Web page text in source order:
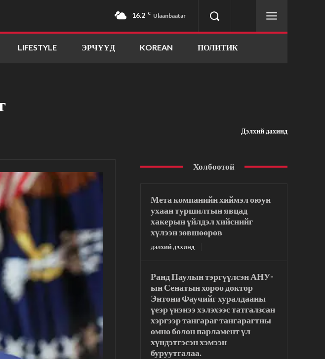
16.2 C Ulaanbaatar
LIFESTYLE ЭРЧҮҮД KOREAN ПОЛИТИК
Дэлхий дахинд
Холбоотой
Мета компанийн хиймэл оюун
ухаан туршилтын явцад
хакерын үйлдэл хийснийг
хүлээн зөвшөөрөв
ДЭЛХИЙ ДАХИНД
Ранд Паулын тэргүүлсэн АНУ-
ын Сенатын хороо доктор
Энтони Фаучийг хуралдааны
үеэр үнэнээ хэлэхээс татгалзсан
хэргээр тангараг тангарагтны
өмнө болон парламент үл
хүндэтгэсэн хэмээн
буруутгалаа.